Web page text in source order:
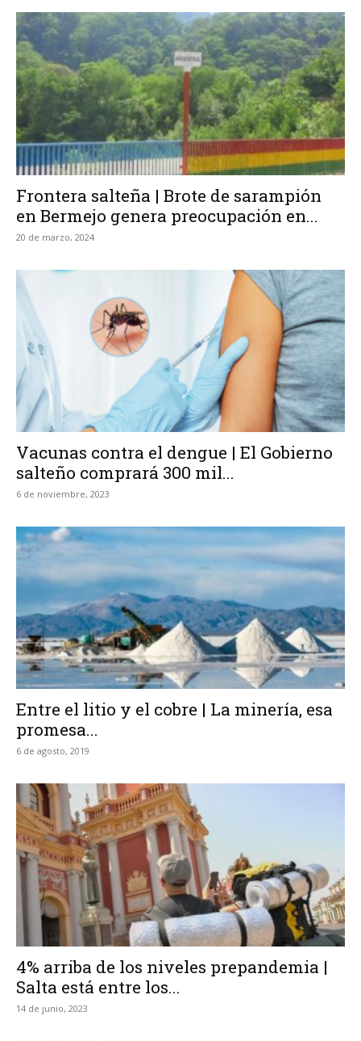
Frontera salteña | Brote de sarampión
en Bermejo genera preocupación en...
20 de marzo, 2024
Vacunas contra el dengue | El Gobierno
salteño comprará 300 mil...
6 de noviembre, 2023
Entre el litio y el cobre | La minería, esa
promesa...
6 de agosto, 2019
4% arriba de los niveles prepandemia |
Salta está entre los...
14 de junio, 2023